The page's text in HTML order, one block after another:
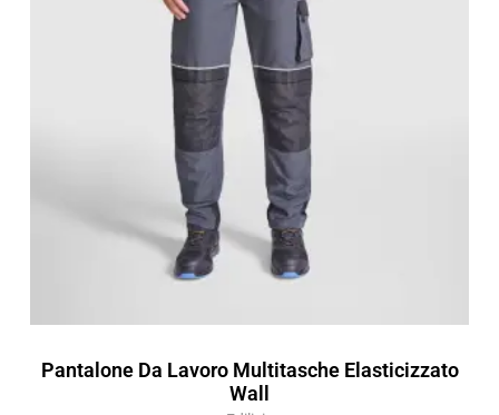
Pantalone Da Lavoro Multitasche Elasticizzato
Wall
a
36,85 €